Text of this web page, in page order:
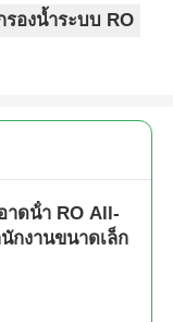
very few
รองน้ำระบบ RO
าดน้ํา RO All-
กงานขนาดเล็ก